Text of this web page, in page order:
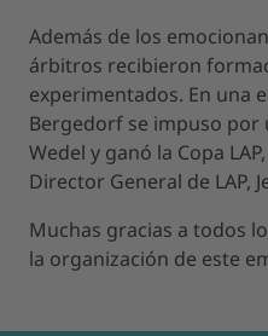
Además de los
árbitros recibieron
experimentados. En una
Bergedorf se impuso por
Wedel y ganó la Copa
Director General de LAP,
Muchas gracias a todos
la organización de este